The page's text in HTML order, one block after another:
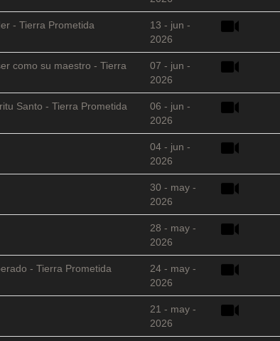
- Tierra Prometida
13 - jun -
2026
como su maestro - Tierra
07 - jun -
2026
Santo - Tierra Prometida
06 - jun -
2026
04 - jun -
2026
30 - may -
2026
28 - may -
2026
- Tierra Prometida
24 - may -
2026
21 - may -
2026